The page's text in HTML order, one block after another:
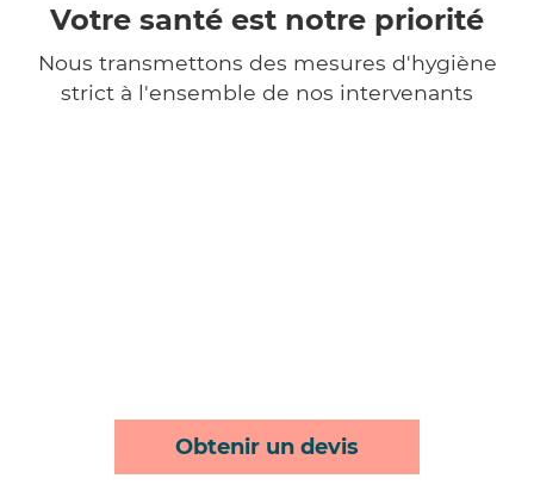
Votre santé est notre priorité
Nous transmettons des mesures d'hygiène
strict à l'ensemble de nos intervenants
Obtenir un devis